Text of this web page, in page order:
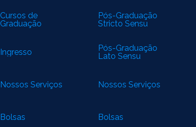
Cursos de
Graduação
Ingresso
Nossos Serviços
Bolsas
Pós-Graduação
Stricto Sensu
Pós-Graduação
Lato Sensu
Nossos Serviços
Bolsas